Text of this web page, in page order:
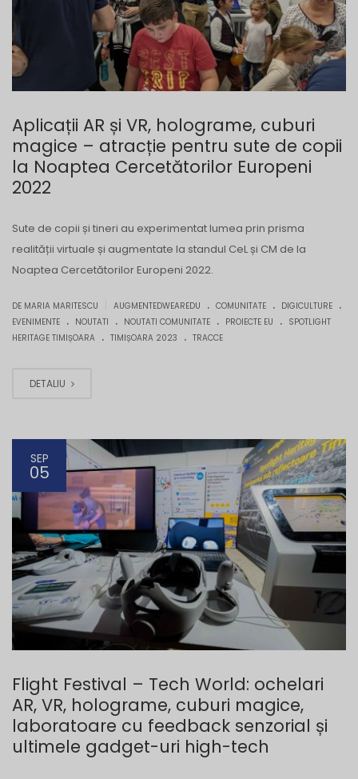
Aplicații AR și VR, holograme, cuburi
magice – atracție pentru sute de copii
la Noaptea Cercetătorilor Europeni
2022
Sute de copii și tineri au experimentat lumea prin prisma
realității virtuale și augmentate la standul CeL și CM de la
Noaptea Cercetătorilor Europeni 2022.
DE MARIA MARITESCU AUGMENTEDWEAREDU . COMUNITATE . DIGICULTURE .
EVENIMENTE . NOUTATI . NOUTATI COMUNITATE . PROIECTE EU . SPOTLIGHT
HERITAGE TIMIȘOARA . TIMIȘOARA 2023 . TRACCE
DETALIU
SEP
05
Flight Festival – Tech World: ochelari
AR, VR, holograme, cuburi magice,
laboratoare cu feedback senzorial și
ultimele gadget-uri high-tech